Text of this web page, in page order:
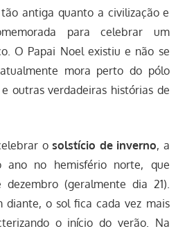
antiga quanto a civilização e
para celebrar um
O Papai Noel existiu e não se
mora perto do pólo
outras verdadeiras histórias de
osolstício de inverno, a
ano no hemisfério norte, que
(geralmente dia 21).
diante, o sol fica cada vez mais
o início do verão. Na